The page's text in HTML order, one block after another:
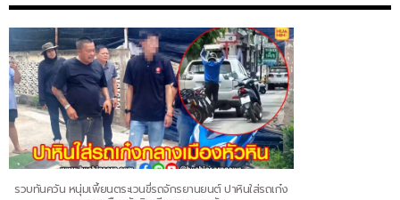
รวบทันควัน หนุ่มเพี้ยนตระเวนขี่รถจักรยานยนต์ ปาหินใส่รถเก๋ง